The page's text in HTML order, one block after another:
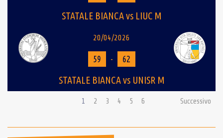
STATALE BIANCA vs LIUC M
20/04/2026
59 - 62
STATALE BIANCA vs UNISR M
1 2 3 4 5 6 Successivo